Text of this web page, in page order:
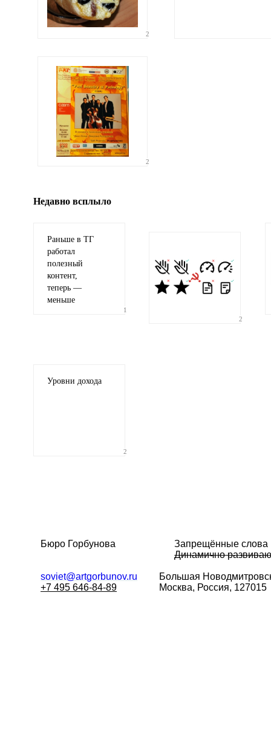
Иллюстрация
гиф или джипег шириной не более 700 пикселей
2
2
Недавно всплыло
Раньше в ТГ
работал
полезный
контент,
теперь —
меньше
1
2
Уровни дохода
2
Бюро Горбунова
Запрещённые слова
Динамично
soviet@artgorbunov.ru
+7 495 646-84-89
Большая
Москва, Россия, 127015